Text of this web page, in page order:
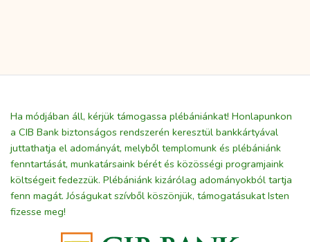
Ha módjában áll, kérjük támogassa plébániánkat! Honlapunkon
a CIB Bank biztonságos rendszerén keresztül bankkártyával
juttathatja el adományát, melyből templomunk és plébániánk
fenntartását, munkatársaink bérét és közösségi programjaink
költségeit fedezzük. Plébániánk kizárólag adományokból tartja
fenn magát. Jóságukat szívből köszönjük, támogatásukat Isten
fizesse meg!